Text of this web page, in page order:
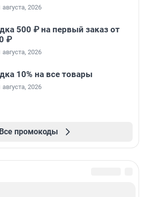
2026
500 ₽ на первый заказ от
₽
2026
10% на все товары
2026
Все промокоды